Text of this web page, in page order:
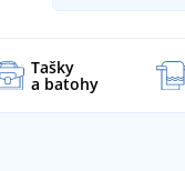
Tašky
a batohy